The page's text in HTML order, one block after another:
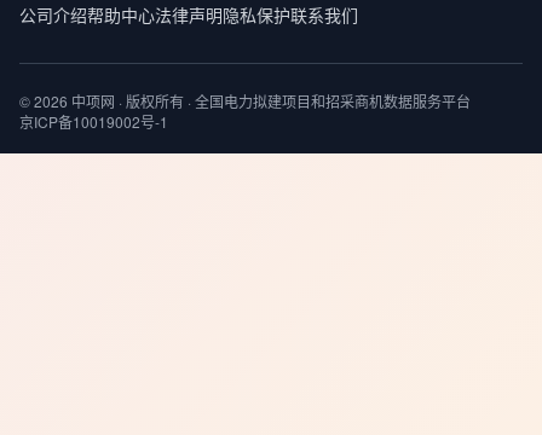
公司介绍帮助中心法律声明隐私保护联系我们
© 2026 中项网 · 版权所有 · 全国电力拟建项目和招采商机数据服务平台
京ICP备10019002号-1